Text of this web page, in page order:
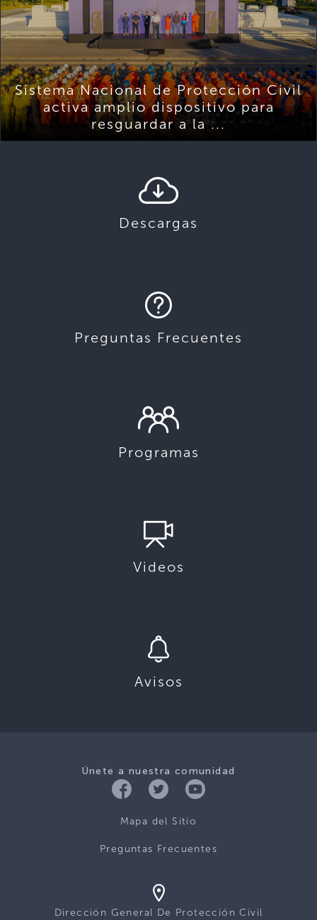
Sistema Nacional de Protección Civil
activa amplio dispositivo para
resguardar a la ...
Descargas
Preguntas Frecuentes
Programas
Videos
Avisos
Únete a nuestra comunidad
Mapa del Sitio
Preguntas Frecuentes
Dirección General De Protección Civil